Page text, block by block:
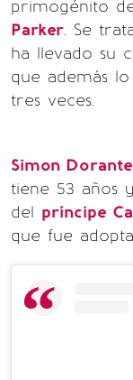
primogénito
Parker. Se
ha llevado su
que además
tres veces.
Simon
tiene 53 años
del príncipe
que fue